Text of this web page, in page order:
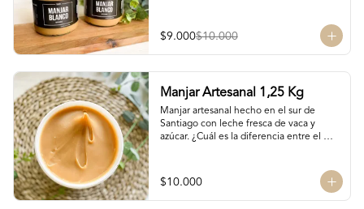
$9.000$10.000
Manjar Artesanal 1,25 Kg
Manjar artesanal hecho en el sur de
Santiago con leche fresca de vaca y
azúcar. ¿Cuál es la diferencia entre el
El manjar tradicional, al tener mayor
tiempo de cocción tiene un sabor más
caramelizado y fuerte que el manjar
$10.000